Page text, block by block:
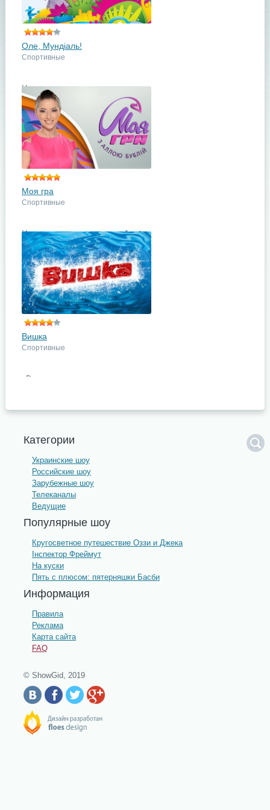
Поделись с друзьями
Оле, Мундіаль!
Спортивные
На протяжении всего июня
месяца, во время Чемпионата
Мира в Бразилии, каждое утро
футбольных болельщиков
начинается с программы «Оле,
Мундіаль!». ...
подробнее
Поделись с друзьями
Моя гра
Спортивные
На телевизионном канале «Футбол
1» каждую неделю по субботам в
эфир идёт оригинальная
программа, где зрителей ждут
довольно откровенные рассказы
...
подробнее
Поделись с друзьями
Вишка
Спортивные
«Вышка» - это название нового
известно в США, Виликобритании
Категории
Украинские шоу
Российские шоу
Зарубежные шоу
Телеканалы
Ведущие
Популярные шоу
Кругосветное путешествие Оззи и Джека
Інспектор Фреймут
На куски
Пять с плюсом: пятерняшки Басби
Информация
Правила
Реклама
Карта сайта
FAQ
© ShowGid, 2019